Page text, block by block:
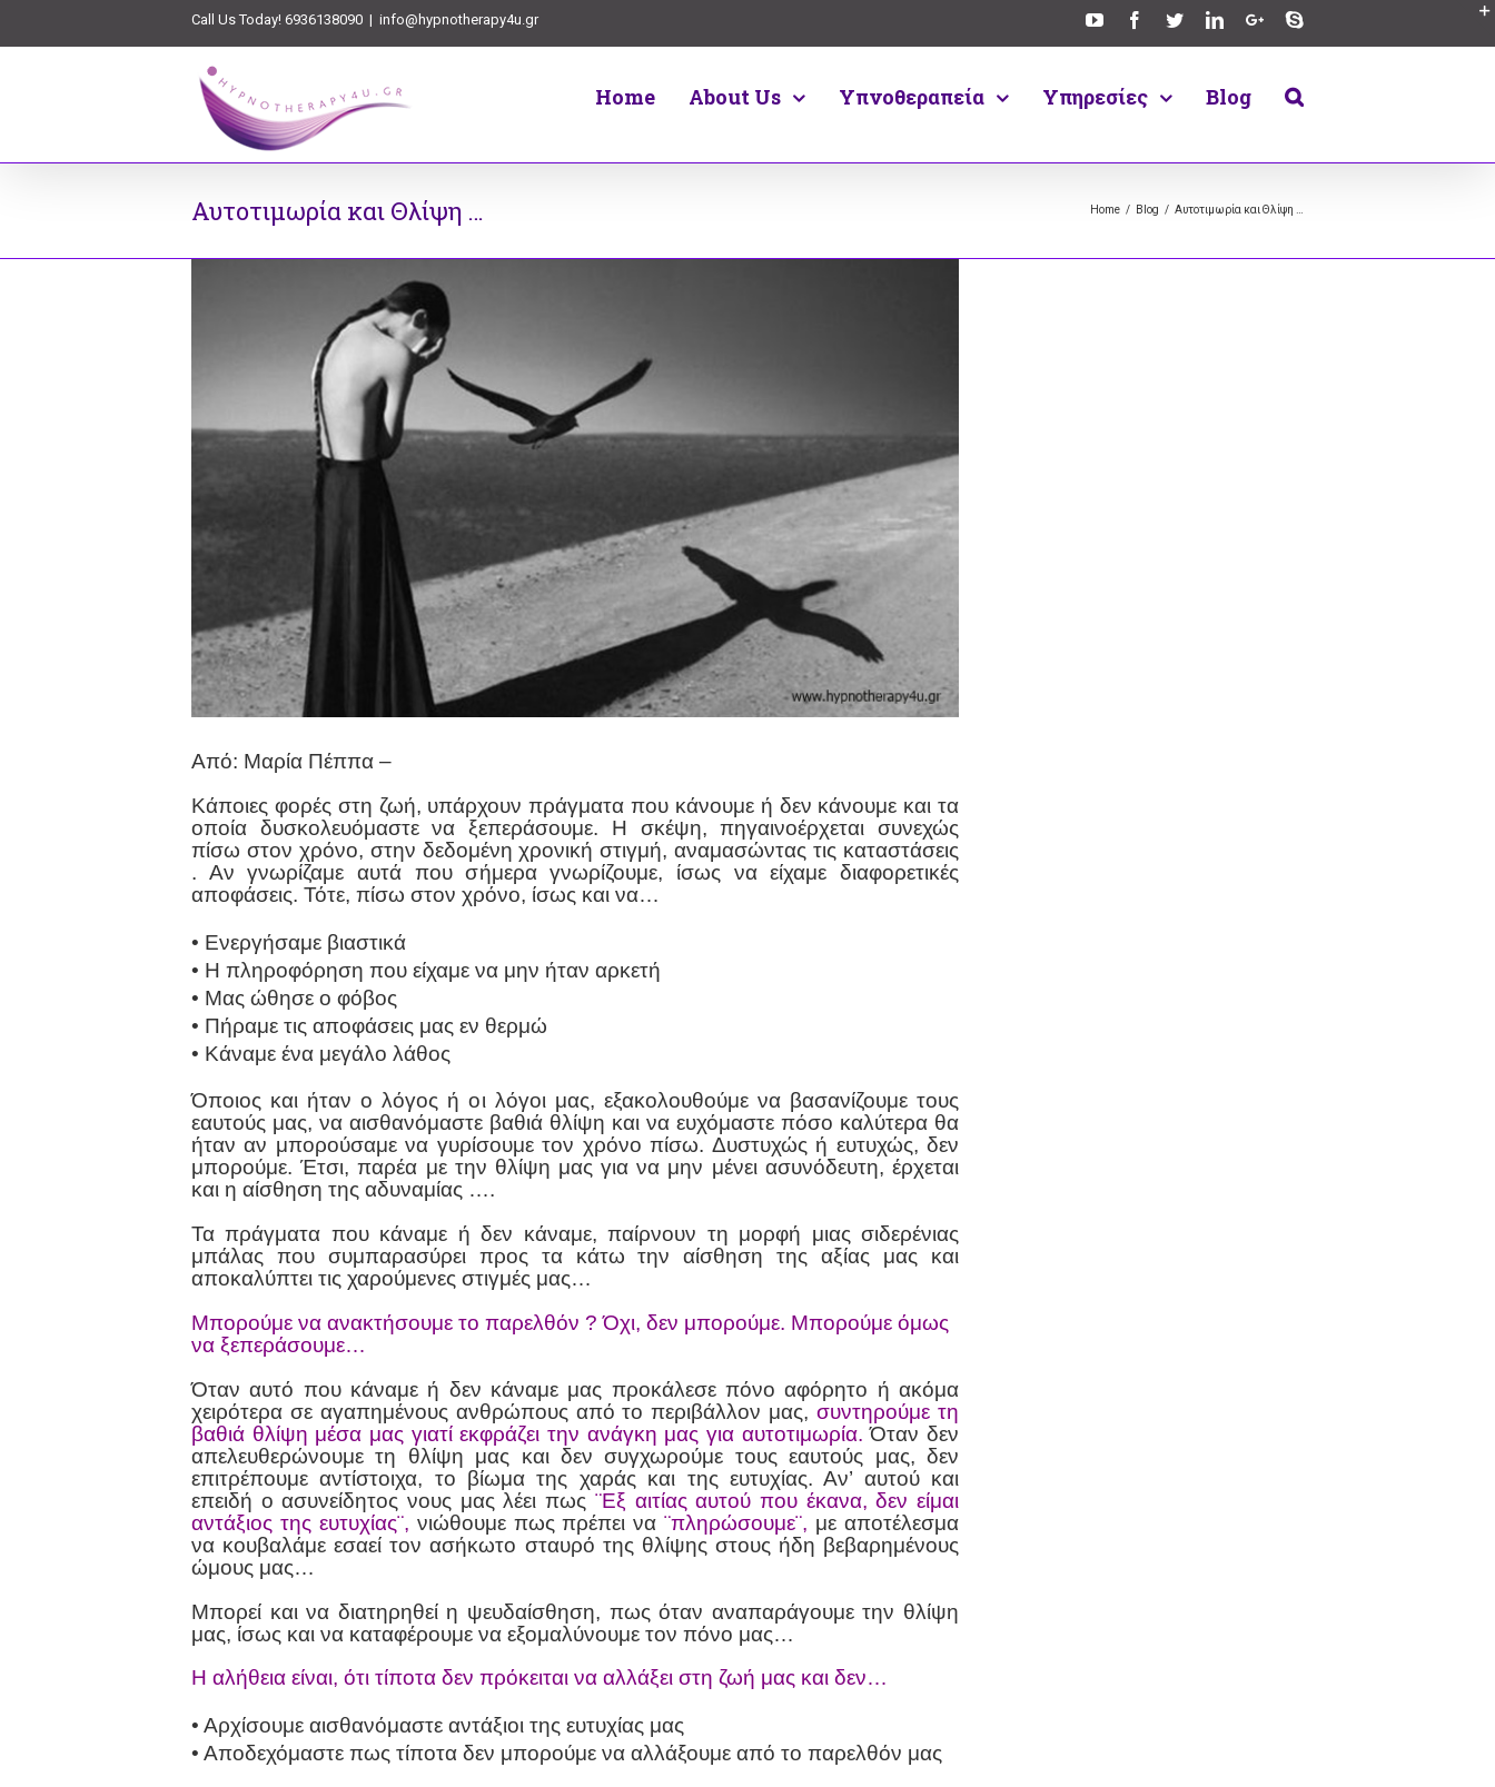
Call Us Today! 6936138090 | info@hypnotherapy4u.gr
Home About Us Υπνοθεραπεία Υπηρεσίες Blog
Αυτοτιμωρία και Θλίψη … Home / Blog / Αυτοτιμωρία και Θλίψη …
Από: Μαρία Πέππα –
Κάποιες φορές στη ζωή, υπάρχουν πράγματα που κάνουμε ή δεν κάνουμε και τα
οποία δυσκολευόμαστε να ξεπεράσουμε. Η σκέψη, πηγαινοέρχεται συνεχώς
πίσω στον χρόνο, στην δεδομένη χρονική στιγμή, αναμασώντας τις καταστάσεις
. Αν γνωρίζαμε αυτά που σήμερα γνωρίζουμε, ίσως να είχαμε διαφορετικές
αποφάσεις. Τότε, πίσω στον χρόνο, ίσως και να…
• Ενεργήσαμε βιαστικά
• Η πληροφόρηση που είχαμε να μην ήταν αρκετή
• Μας ώθησε ο φόβος
• Πήραμε τις αποφάσεις μας εν θερμώ
• Κάναμε ένα μεγάλο λάθος
Όποιος και ήταν ο λόγος ή οι λόγοι μας, εξακολουθούμε να βασανίζουμε τους
εαυτούς μας, να αισθανόμαστε βαθιά θλίψη και να ευχόμαστε πόσο καλύτερα θα
ήταν αν μπορούσαμε να γυρίσουμε τον χρόνο πίσω. Δυστυχώς ή ευτυχώς, δεν
μπορούμε. Έτσι, παρέα με την θλίψη μας για να μην μένει ασυνόδευτη, έρχεται
και η αίσθηση της αδυναμίας ….
Τα πράγματα που κάναμε ή δεν κάναμε, παίρνουν τη μορφή μιας σιδερένιας
μπάλας που συμπαρασύρει προς τα κάτω την αίσθηση της αξίας μας και
αποκαλύπτει τις χαρούμενες στιγμές μας…
Μπορούμε να ανακτήσουμε το παρελθόν ? Όχι, δεν μπορούμε. Μπορούμε όμως
να ξεπεράσουμε…
Όταν αυτό που κάναμε ή δεν κάναμε μας προκάλεσε πόνο αφόρητο ή ακόμα
χειρότερα σε αγαπημένους ανθρώπους από το περιβάλλον μας,συντηρούμε τη
βαθιά θλίψη μέσα μας γιατί εκφράζει την ανάγκη μας για αυτοτιμωρία. Όταν δεν
απελευθερώνουμε τη θλίψη μας και δεν συγχωρούμε τους εαυτούς μας, δεν
επιτρέπουμε αντίστοιχα, το βίωμα της χαράς και της ευτυχίας. Αν’ αυτού και
επειδή ο ασυνείδητος νους μας λέει πως ¨Εξ αιτίας αυτού που έκανα, δεν είμαι
αντάξιος της ευτυχίας¨, νιώθουμε πως πρέπει να ¨πληρώσουμε¨, με αποτέλεσμα
να κουβαλάμε εσαεί τον ασήκωτο σταυρό της θλίψης στους ήδη βεβαρημένους
ώμους μας…
Μπορεί και να διατηρηθεί η ψευδαίσθηση, πως όταν αναπαράγουμε την θλίψη
μας, ίσως και να καταφέρουμε να εξομαλύνουμε τον πόνο μας…
Η αλήθεια είναι, ότι τίποτα δεν πρόκειται να αλλάξει στη ζωή μας και δεν…
• Αρχίσουμε αισθανόμαστε αντάξιοι της ευτυχίας μας
• Αποδεχόμαστε πως τίποτα δεν μπορούμε να αλλάξουμε από το παρελθόν μας